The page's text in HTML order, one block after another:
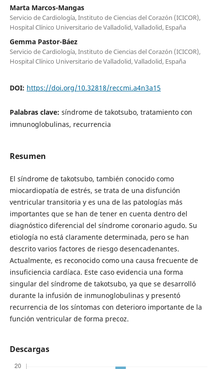
Marta Marcos-Mangas
Servicio de Cardiología, Instituto de Ciencias del Corazón (ICICOR),
Hospital Clínico Universitario de Valladolid, Valladolid, España
Gemma Pastor-Báez
Servicio de Cardiología, Instituto de Ciencias del Corazón (ICICOR),
Hospital Clínico Universitario de Valladolid, Valladolid, España
DOI: https://doi.org/10.32818/reccmi.a4n3a15
Palabras clave: síndrome de takotsubo, tratamiento con
imnunoglobulinas, recurrencia
Resumen
El síndrome de takotsubo, también conocido como
miocardiopatía de estrés, se trata de una disfunción
ventricular transitoria y es una de las patologías más
importantes que se han de tener en cuenta dentro del
diagnóstico diferencial del síndrome coronario agudo. Su
etiología no está claramente determinada, pero se han
descrito varios factores de riesgo desencadenantes.
Actualmente, es reconocido como una causa frecuente de
insuficiencia cardíaca. Este caso evidencia una forma
singular del síndrome de takotsubo, ya que se desarrolló
durante la infusión de inmunoglobulinas y presentó
recurrencia de los síntomas con deterioro importante de la
función ventricular de forma precoz.
Descargas